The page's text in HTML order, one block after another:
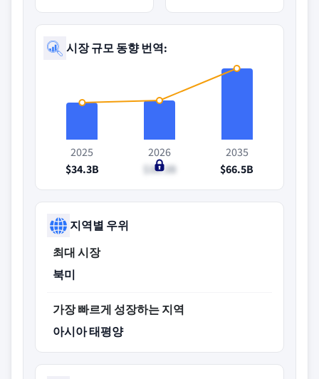
시장 규모 동향 번역:
2025
$34.3B
2026
$36.3B
2035
$66.5B
지역별 우위
최대 시장
북미
가장 빠르게 성장하는 지역
아시아 태평양